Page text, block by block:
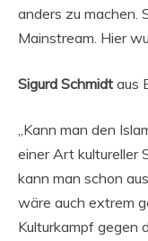
anders zu machen.
Mainstream. Hier
Sigurd Schmidt aus
„Kann man den
einer Art kultureller
kann man schon
wäre auch extrem
Kulturkampf gegen